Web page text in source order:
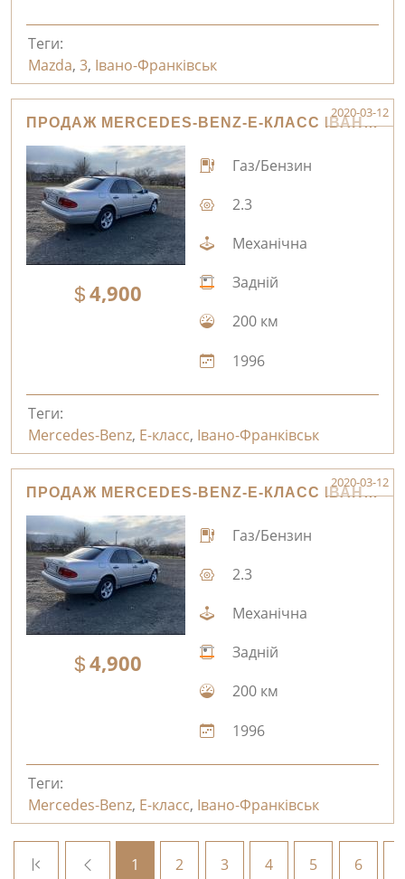
Теги:
Mazda, 3, Івано-Франківськ
ПРОДАЖ MERCEDES-BENZ-E-КЛАСС ІВАНО-ФРАНКІВСЬК
2020-03-12
4,900
Газ/Бензин
2.3
Механічна
Задній
200 км
1996
Теги:
Mercedes-Benz, E-класс, Івано-Франківськ
ПРОДАЖ MERCEDES-BENZ-E-КЛАСС ІВАНО-ФРАНКІВСЬК
2020-03-12
4,900
Газ/Бензин
2.3
Механічна
Задній
200 км
1996
Теги:
Mercedes-Benz, E-класс, Івано-Франківськ
1 2 3 4 5 6